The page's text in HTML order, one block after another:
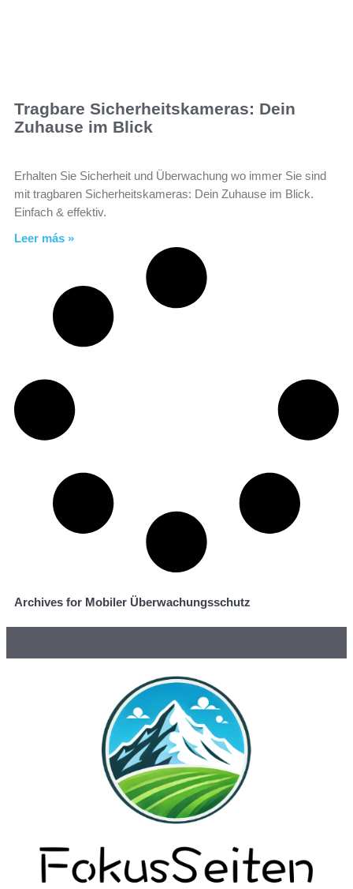
Tragbare Sicherheitskameras: Dein
Zuhause im Blick
Erhalten Sie Sicherheit und Überwachung wo immer Sie sind
mit tragbaren Sicherheitskameras: Dein Zuhause im Blick.
Einfach & effektiv.
Leer más »
Archives for Mobiler Überwachungsschutz